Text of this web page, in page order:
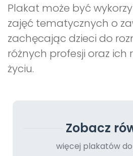
Plakat może być
zajęć tematycznych o
zachęcając dzieci do
różnych profesji oraz ich
życiu.
Zobacz
więcej plakatów